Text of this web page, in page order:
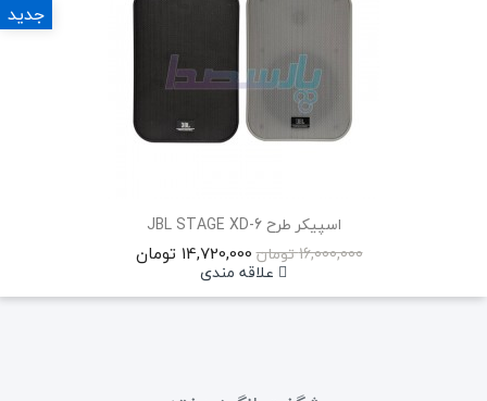
اسپیکر طرح JBL STAGE XD-6
16,000,000 تومان
14,720,000 تومان
علاقه مندی
جدید